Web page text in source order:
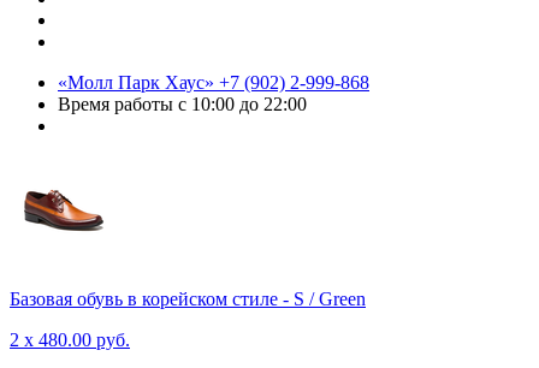
«Молл Парк Хаус» +7 (902) 2-999-868
Время работы с 10:00 до 22:00
Базовая обувь в корейском стиле - S / Green
2 x 480.00 руб.